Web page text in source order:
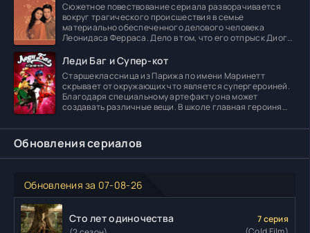
Сюжетное повествование сериала разворачивается
вокруг трагического происшествия в семье
материально обеспеченного делового человека
Леонидаса Ферраса. Дело в том, что его отпрыск Диога
Леди Баг и Супер-кот
Старшеклассница из Парижа по имени Маринетт
скрывает от окружающих что является супергероиней.
Благодаря специальному артефакту она может
создавать различные вещи. В школе главная героиня
Обновления сериалов
Обновления за 07-08-26
Сто лет одиночества
7 серия